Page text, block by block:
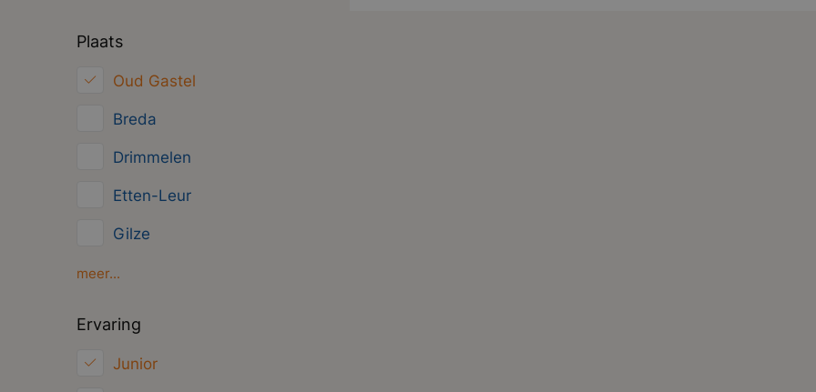
Plaats
Oud Gastel
Breda
Drimmelen
Etten-Leur
Gilze
Moerdijk
meer...
Ervaring
Junior